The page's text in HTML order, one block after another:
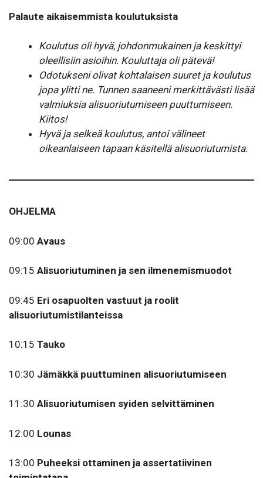
Palaute aikaisemmista koulutuksista
Koulutus oli hyvä, johdonmukainen ja keskittyi
oleellisiin asioihin. Kouluttaja oli pätevä!
Odotukseni olivat kohtalaisen suuret ja koulutus
jopa ylitti ne. Tunnen saaneeni merkittävästi lisää
valmiuksia alisuoriutumiseen puuttumiseen.
Kiitos!
Hyvä ja selkeä koulutus, antoi välineet
oikeanlaiseen tapaan käsitellä alisuoriutumista.
OHJELMA
09:00 Avaus
09:15 Alisuoriutuminen ja sen ilmenemismuodot
09:45 Eri osapuolten vastuut ja roolit
alisuoriutumistilanteissa
10:15 Tauko
10:30 Jämäkkä puuttuminen alisuoriutumiseen
11:30 Alisuoriutumisen syiden selvittäminen
12:00 Lounas
13:00 Puheeksi ottaminen ja assertatiivinen